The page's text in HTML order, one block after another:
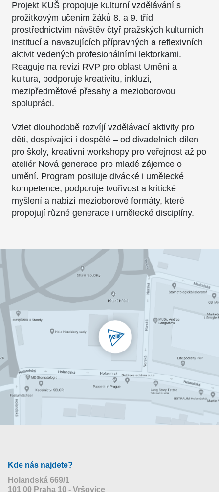
Projekt KUŠ propojuje kulturní vzdělávání s
prožitkovým učením žáků 8. a 9. tříd
prostřednictvím návštěv čtyř pražských kulturních
institucí a navazujících přípravných a reflexivních
aktivit vedených profesionálními lektorkami.
Reaguje na revizi RVP pro oblast Umění a
kultura, podporuje kreativitu, inkluzi,
mezipředmětové přesahy a mezioborovou
spolupráci.
Vzlet dlouhodobě rozvíjí vzdělávací aktivity pro
děti, dospívající i dospělé – od divadelních dílen
pro školy, kreativní workshopy pro veřejnost až po
ateliér Nová generace pro mladé zájemce o
umění. Program posiluje divácké i umělecké
kompetence, podporuje tvořivost a kritické
myšlení a nabízí mezioborové formáty, které
propojují různé generace i umělecké disciplíny.
Kde nás najdete?
Holandská 669/1
101 00 Praha 10 - Vršovice